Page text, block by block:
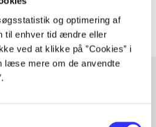
og optimering af
til enhver tid ændre eller
ved at klikke på ”Cookies” i
læse mere om de anvendte